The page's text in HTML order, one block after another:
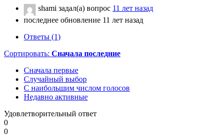
shami задал(а) вопрос 11 лет назад
последнее обновление 11 лет назад
Ответы (1)
Сортировать: Сначала последние
Сначала первые
Случайный выбор
С наибольшим числом голосов
Недавно активные
Удовлетворительный ответ
0
0